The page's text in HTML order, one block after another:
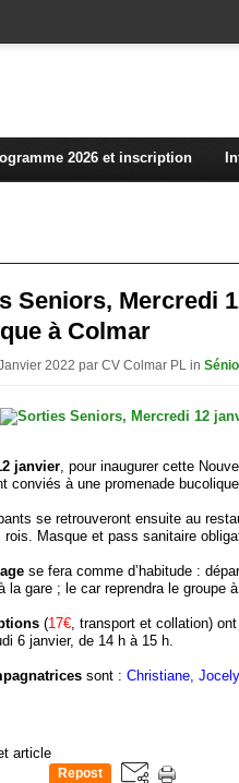
2026 et inscription
Seniors, Mercredi
à Colmar
2022 par CV Colmar PL in
janvier, pour inaugurer cette
conviés à une promenade
se retrouveront ensuite au
rois. Masque et pass sanitaire
se fera comme d’habitude :
la gare ; le car reprendra le groupe
(17€, transport et collation)
6 janvier, de 14 h à 15 h.
sont : Christiane,
article
Repost